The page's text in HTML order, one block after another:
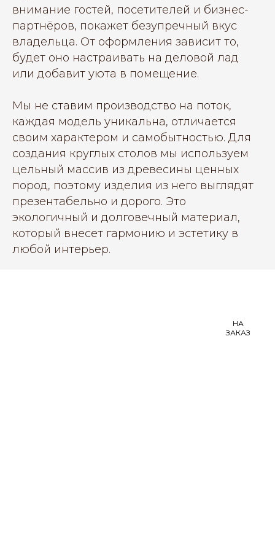
внимание гостей, посетителей и бизнес-
партнёров, покажет безупречный вкус
владельца. От оформления зависит то,
будет оно настраивать на деловой лад
или добавит уюта в помещение.
Мы не ставим производство на поток,
каждая модель уникальна, отличается
своим характером и самобытностью. Для
создания круглых столов мы используем
цельный массив из древесины ценных
пород, поэтому изделия из него выглядят
презентабельно и дорого. Это
экологичный и долговечный материал,
который внесет гармонию и эстетику в
любой интерьер.
НА
ЗАКАЗ